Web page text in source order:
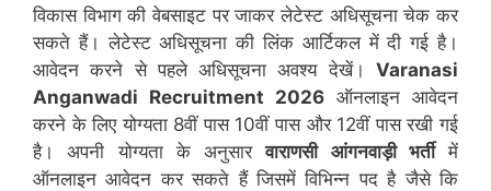
विकास विभाग की वेबसाइट पर जाकर लेटेस्ट अधिसूचना चेक कर
सकते हैं। लेटेस्ट अधिसूचना की लिंक आर्टिकल में दी गई है।
आवेदन करने से पहले अधिसूचना अवश्य देखें। Varanasi
Anganwadi Recruitment 2026 ऑनलाइन आवेदन
करने के लिए योग्यता 8वीं पास 10वीं पास और 12वीं पास रखी गई
है। अपनी योग्यता के अनुसारवाराणसी आंगनवाड़ी भर्तीमें
ऑनलाइन आवेदन कर सकते हैं जिसमें विभिन्न पद है जैसे कि